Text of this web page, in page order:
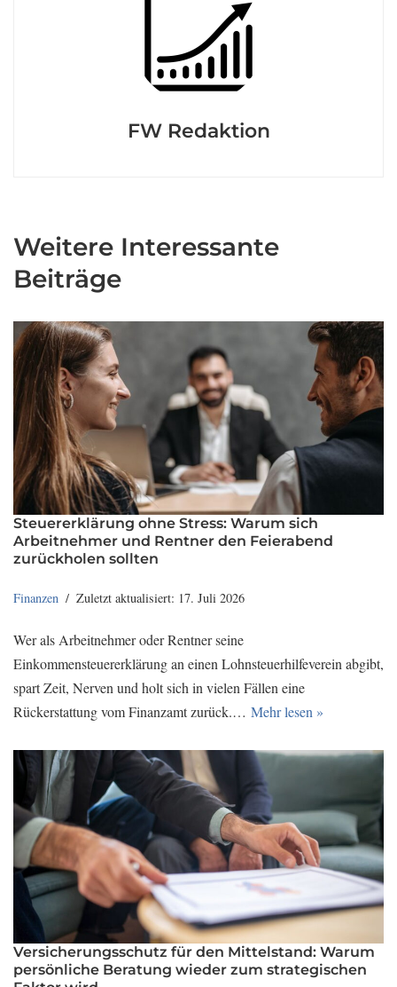
FW Redaktion
Weitere Interessante
Beiträge
Steuererklärung ohne Stress: Warum sich
Arbeitnehmer und Rentner den Feierabend
zurückholen sollten
Finanzen Zuletzt aktualisiert: 17. Juli 2026
Wer als Arbeitnehmer oder Rentner seine
Einkommensteuererklärung an einen Lohnsteuerhilfeverein abgibt,
spart Zeit, Nerven und holt sich in vielen Fällen eine
Rückerstattung vom Finanzamt zurück.… Mehr lesen »
Versicherungsschutz für den Mittelstand: Warum
persönliche Beratung wieder zum strategischen